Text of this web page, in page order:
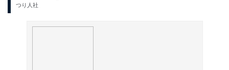
つり人社